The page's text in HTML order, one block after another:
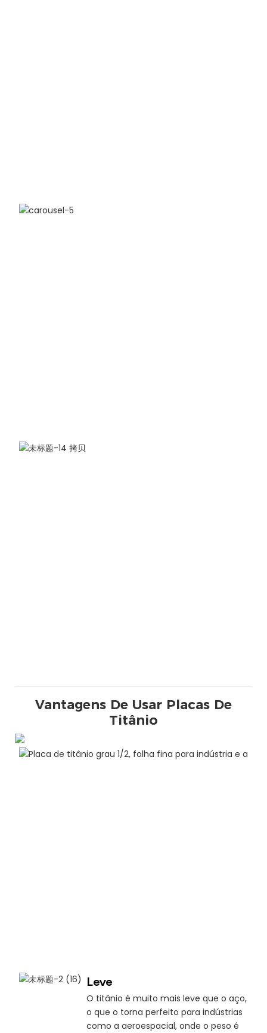
Vantagens De Usar Placas De
Titânio
Leve
O titânio é muito mais leve que o aço,
o que o torna perfeito para indústrias
como a aeroespacial, onde o peso é